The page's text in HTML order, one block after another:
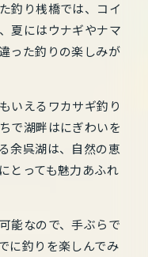
釣り桟橋では、コイ
夏にはウナギやナマ
った釣りの楽しみが
いえるワカサギ釣り
で湖畔はにぎわいを
余呉湖は、自然の恵
とっても魅力あふれ
能なので、手ぶらで
に釣りを楽しんでみ